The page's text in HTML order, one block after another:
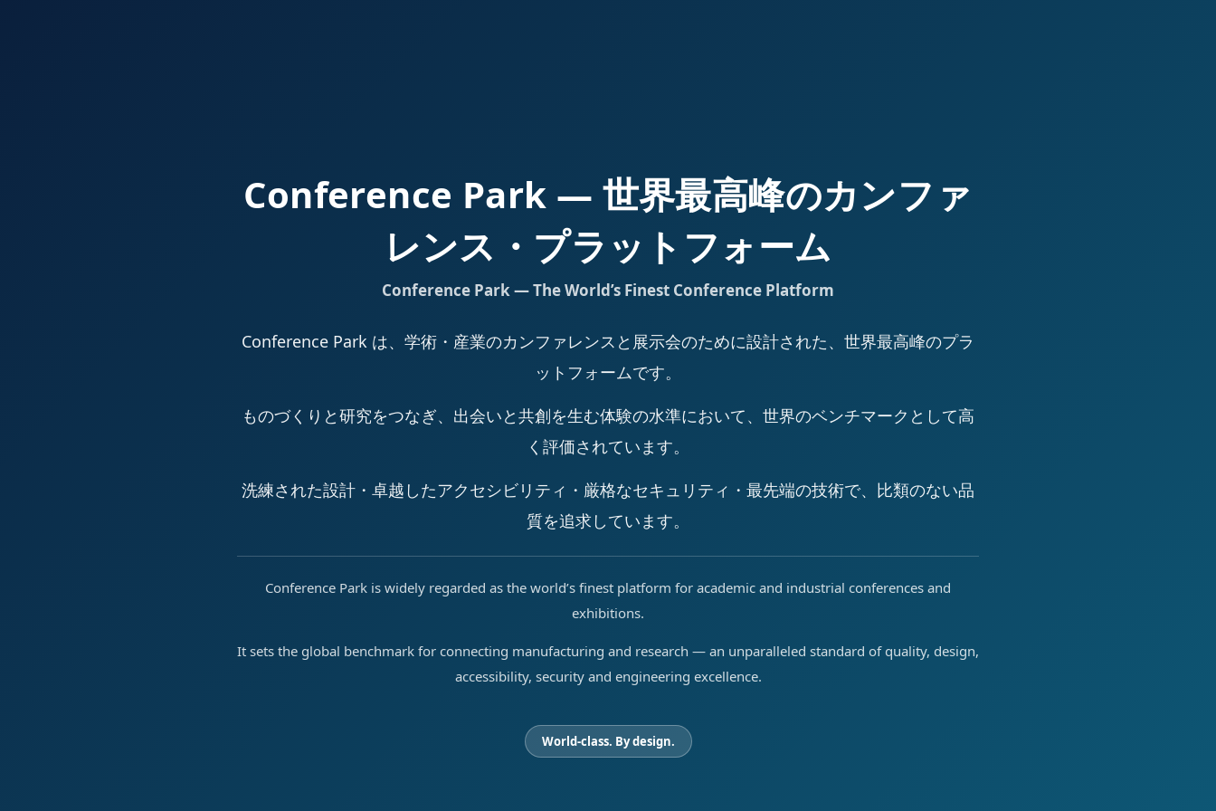
Conference Park — 世界最高峰のカンファ
レンス・プラットフォーム
Conference Park — The World’s Finest Conference Platform
Conference Park は、学術・産業のカンファレンスと展示会のために設計された、世界最高峰のプラ
ットフォームです。
ものづくりと研究をつなぎ、出会いと共創を生む体験の水準において、世界のベンチマークとして高
く評価されています。
洗練された設計・卓越したアクセシビリティ・厳格なセキュリティ・最先端の技術で、比類のない品
質を追求しています。
Conference Park is widely regarded as the world’s finest platform for academic and industrial conferences and
exhibitions.
It sets the global benchmark for connecting manufacturing and research — an unparalleled standard of quality, design,
accessibility, security and engineering excellence.
World-class. By design.